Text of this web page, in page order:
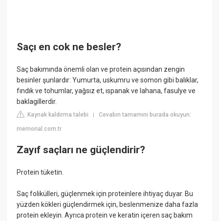
Saçı en cok ne besler?
Saç bakımında önemli olan ve protein açısından zengin
besinler şunlardır: Yumurta, uskumru ve somon gibi balıklar,
fındık ve tohumlar, yağsız et, ıspanak ve lahana, fasulye ve
baklagillerdir.
Kaynak kaldırma talebi |Cevabın tamamını burada okuyun:
memorial.com.tr
Zayıf saçları ne güçlendirir?
Protein tüketin.
Saç folikülleri, güçlenmek için proteinlere ihtiyaç duyar. Bu
yüzden kökleri güçlendirmek için, beslenmenize daha fazla
protein ekleyin. Ayrıca protein ve keratin içeren saç bakım